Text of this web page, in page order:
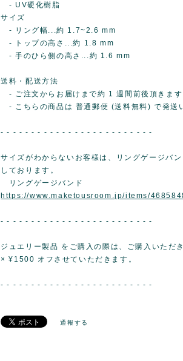
- UV硬化樹脂
サイズ
- リング幅...約 1.7~2.6 mm
- トップの高さ...約 1.8 mm
- 手のひら側の高さ...約 1.6 mm
送料・配送方法
- ご注文からお届けまで約 1 週間前後頂きます
- こちらの商品は 普通郵便 (送料無料) で発送
- - - - - - - - - - - - - - - - - - - - - - - - -
サイズがわからないお客様は、リングゲージバ
しております。
リングゲージバンド
https://www.maketousroom.jp/items/
- - - - - - - - - - - - - - - - - - - - - - - - -
ジュエリー製品 をご購入の際は、ご購入いただ
× ¥1500 オフさせていただきます。
- - - - - - - - - - - - - - - - - - - - - - - - -
通報する